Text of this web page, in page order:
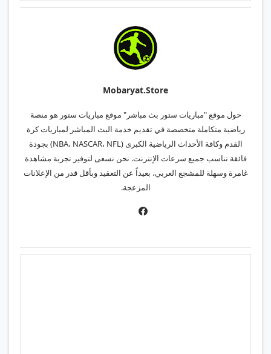
Mobaryat.store
حول موقع "مباريات ستور بث مباشر" موقع مباريات ستور هو منصة
رياضية متكاملة متخصصة في تقديم خدمة البث المباشر لمباريات كرة
القدم وكافة الأحداث الرياضية الكبرى (NBA، NASCAR، NFL) بجودة
فائقة تناسب جميع سرعات الإنترنت. نحن نسعى لتوفير تجربة مشاهدة
غامرة وسهلة للمشجع العربي، بعيداً عن التعقيد وبأقل قدر من الإعلانات
المزعجة.